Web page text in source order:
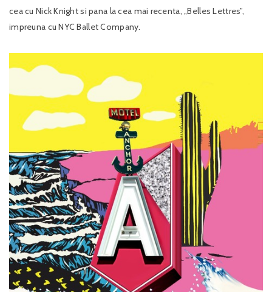
cea cu Nick Knight si pana la cea mai recenta, „Belles Lettres”,
impreuna cu NYC Ballet Company.